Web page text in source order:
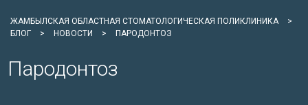
ЖАМБЫЛСКАЯ ОБЛАСТНАЯ СТОМАТОЛОГИЧЕСКАЯ ПОЛИКЛИНИКА
>
БЛОГ
> НОВОСТИ > ПАРОДОНТОЗ
Пародонтоз